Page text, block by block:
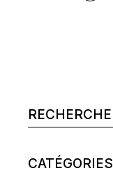
Search
CATÉGORIES